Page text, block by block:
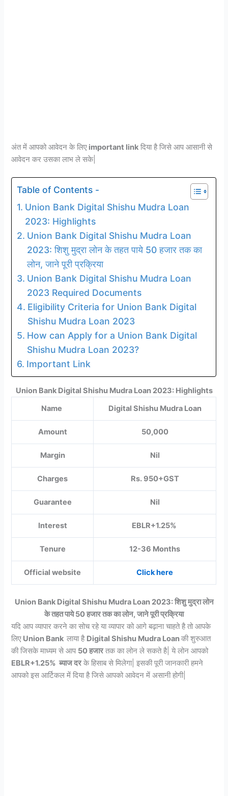
अंत में आपको आवेदन के लिए important link दिया है जिसे आप आसानी से
आवेदन कर उसका लाभ ले सके|
Table of Contents -
Union Bank Digital Shishu Mudra Loan
2023: Highlights
Union Bank Digital Shishu Mudra Loan
2023: शिशु मुद्रा लोन के तहत पाये 50 हजार तक का
लोन, जाने पूरी प्रक्रिया
Union Bank Digital Shishu Mudra Loan
2023 Required Documents
Eligibility Criteria for Union Bank Digital
Shishu Mudra Loan 2023
How can Apply for a Union Bank Digital
Shishu Mudra Loan 2023?
Important Link
Union Bank Digital Shishu Mudra Loan 2023: Highlights
Name
Digital Shishu Mudra Loan
Amount 50,000
Margin Nil
Charges Rs. 950+GST
Guarantee Nil
Interest EBLR+1.25%
Tenure 12-36 Months
Official website Click here
Union Bank Digital Shishu Mudra Loan 2023: शिशु मुद्रा लोन
के तहत पाये 50 हजार तक का लोन, जाने पूरी प्रक्रिया
यदि आप व्यापार करने का सोच रहे या व्यापार को आगे बढ़ाना चाहते है तो आपके
लिए Union Bankलाया है Digital Shishu Mudra Loanकी शुरुआत
की जिसके माध्यम से आप 50 हजारतक का लोन ले सकते है| ये लोन आपको
EBLR+1.25% ब्याज दरके हिसाब से मिलेगा| इसकी पूरी जानकारी हमने
आपको इस आर्टिकल में दिया है जिसे आपको आवेदन में असानी होगी|